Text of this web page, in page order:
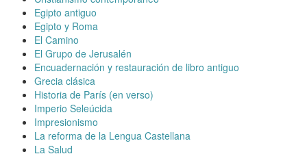
Egipto antiguo
Egipto y Roma
El Camino
El Grupo de Jerusalén
Encuadernación y restauración de libro antiguo
Grecia clásica
Historia de París (en verso)
Imperio Seleúcida
Impresionismo
La reforma de la Lengua Castellana
La Salud